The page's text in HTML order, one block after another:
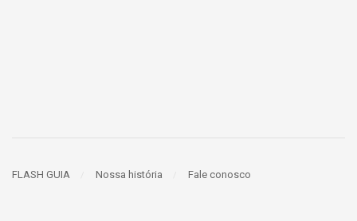
FLASH GUIA Nossa história Fale conosco